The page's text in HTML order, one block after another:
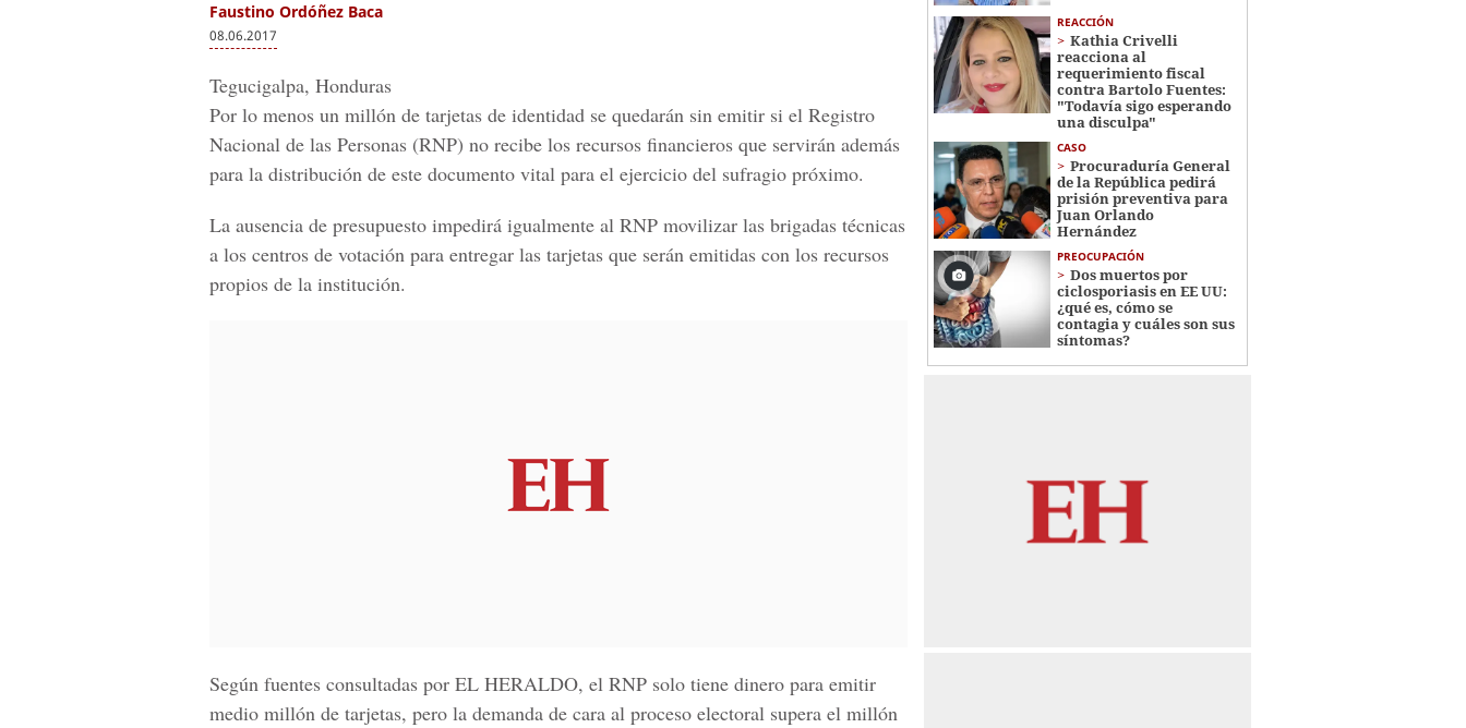
Faustino Ordóñez Baca
08.06.2017
Tegucigalpa, Honduras
Por lo menos un millón de tarjetas de identidad se quedarán sin emitir si el Registro
Nacional de las Personas (RNP) no recibe los recursos financieros que servirán además
para la distribución de este documento vital para el ejercicio del sufragio próximo.
La ausencia de presupuesto impedirá igualmente al RNP movilizar las brigadas técnicas
a los centros de votación para entregar las tarjetas que serán emitidas con los recursos
propios de la institución.
Según fuentes consultadas por EL HERALDO, el RNP solo tiene dinero para emitir
medio millón de tarjetas, pero la demanda de cara al proceso electoral supera el millón
REACCIÓN
Kathia Crivelli
reacciona al
requerimiento fiscal
contra Bartolo Fuentes:
"Todavía sigo esperando
una disculpa"
CASO
Procuraduría General
de la República pedirá
prisión preventiva para
Juan Orlando
Hernández
PREOCUPACIÓN
Dos muertos por
ciclosporiasis en EE UU:
¿qué es, cómo se
contagia y cuáles son sus
síntomas?